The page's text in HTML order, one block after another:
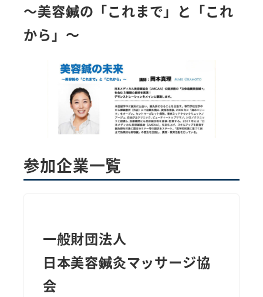
～美容鍼の「これまで」と「これ
から」～
参加企業一覧
一般財団法人
日本美容鍼灸マッサージ協
会